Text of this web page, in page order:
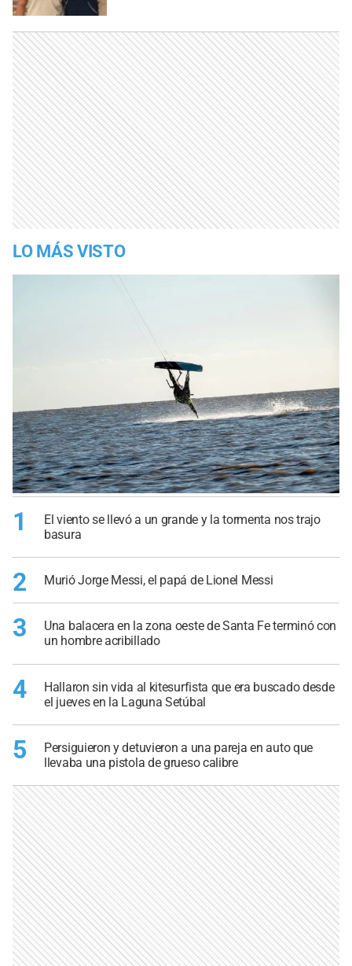
LO MÁS VISTO
1
El viento se llevó a un grande y la tormenta nos trajo
basura
2 Murió Jorge Messi, el papá de Lionel Messi
3
Una balacera en la zona oeste de Santa Fe terminó con
un hombre acribillado
4
Hallaron sin vida al kitesurfista que era buscado desde
el jueves en la Laguna Setúbal
5
Persiguieron y detuvieron a una pareja en auto que
llevaba una pistola de grueso calibre